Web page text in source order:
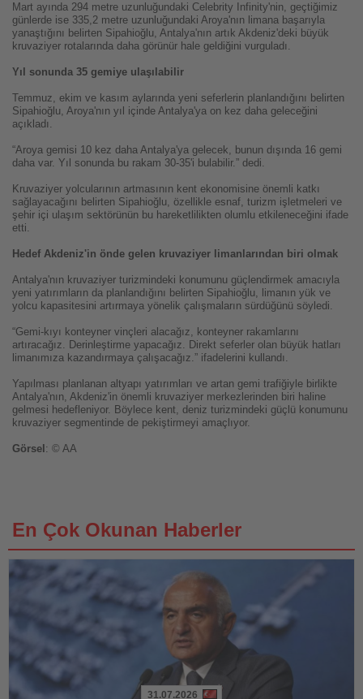
Mart ayında 294 metre uzunluğundaki Celebrity Infinity'nin, geçtiğimiz
günlerde ise 335,2 metre uzunluğundaki Aroya'nın limana başarıyla
yanaştığını belirten Sipahioğlu, Antalya'nın artık Akdeniz'deki büyük
kruvaziyer rotalarında daha görünür hale geldiğini vurguladı.
Yıl sonunda 35 gemiye ulaşılabilir
Temmuz, ekim ve kasım aylarında yeni seferlerin planlandığını belirten
Sipahioğlu, Aroya'nın yıl içinde Antalya'ya on kez daha geleceğini
açıkladı.
“Aroya gemisi 10 kez daha Antalya'ya gelecek, bunun dışında 16 gemi
daha var. Yıl sonunda bu rakam 30-35'i bulabilir.” dedi.
Kruvaziyer yolcularının artmasının kent ekonomisine önemli katkı
sağlayacağını belirten Sipahioğlu, özellikle esnaf, turizm işletmeleri ve
şehir içi ulaşım sektörünün bu hareketlilikten olumlu etkileneceğini ifade
etti.
Hedef Akdeniz'in önde gelen kruvaziyer limanlarından biri olmak
Antalya'nın kruvaziyer turizmindeki konumunu güçlendirmek amacıyla
yeni yatırımların da planlandığını belirten Sipahioğlu, limanın yük ve
yolcu kapasitesini artırmaya yönelik çalışmaların sürdüğünü söyledi.
“Gemi-kıyı konteyner vinçleri alacağız, konteyner rakamlarını
artıracağız. Derinleştirme yapacağız. Direkt seferler olan büyük hatları
limanımıza kazandırmaya çalışacağız.” ifadelerini kullandı.
Yapılması planlanan altyapı yatırımları ve artan gemi trafiğiyle birlikte
Antalya'nın, Akdeniz'in önemli kruvaziyer merkezlerinden biri haline
gelmesi hedefleniyor. Böylece kent, deniz turizmindeki güçlü konumunu
kruvaziyer segmentinde de pekiştirmeyi amaçlıyor.
Görsel : © AA
En Çok Okunan Haberler
31.07.2026